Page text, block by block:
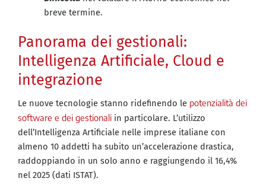
breve termine.
Panorama dei gestionali:
Intelligenza Artificiale, Cloud e
integrazione
Le nuove tecnologie stanno ridefinendo le potenzialità dei
software e dei gestionali in particolare. L’utilizzo
dell’Intelligenza Artificiale nelle imprese italiane con
almeno 10 addetti ha subito un’accelerazione drastica,
raddoppiando in un solo anno e raggiungendo il 16,4%
nel 2025 (dati ISTAT).